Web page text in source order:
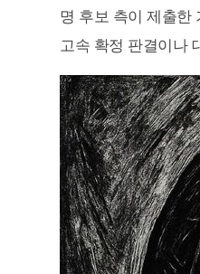
명 후보 측이 제출한
고속 확정 판결이나